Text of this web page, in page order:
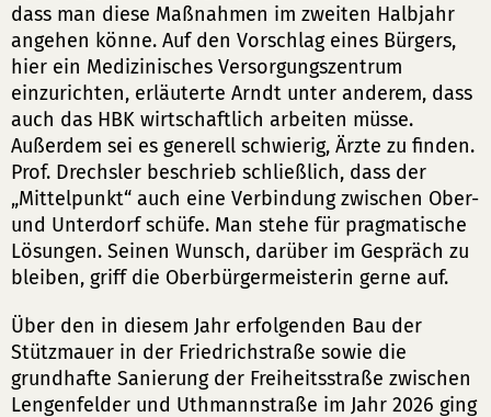
dass man diese Maßnahmen im zweiten Halbjahr
angehen könne. Auf den Vorschlag eines Bürgers,
hier ein Medizinisches Versorgungszentrum
einzurichten, erläuterte Arndt unter anderem, dass
auch das HBK wirtschaftlich arbeiten müsse.
Außerdem sei es generell schwierig, Ärzte zu finden.
Prof. Drechsler beschrieb schließlich, dass der
„Mittelpunkt“ auch eine Verbindung zwischen Ober-
und Unterdorf schüfe. Man stehe für pragmatische
Lösungen. Seinen Wunsch, darüber im Gespräch zu
bleiben, griff die Oberbürgermeisterin gerne auf.
Über den in diesem Jahr erfolgenden Bau der
Stützmauer in der Friedrichstraße sowie die
grundhafte Sanierung der Freiheitsstraße zwischen
Lengenfelder und Uthmannstraße im Jahr 2026 ging